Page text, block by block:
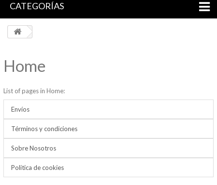
CATEGORÍAS
Home
List of pages in Home:
Envíos
Términos y condiciones
Sobre Nosotros
Politica de cookies